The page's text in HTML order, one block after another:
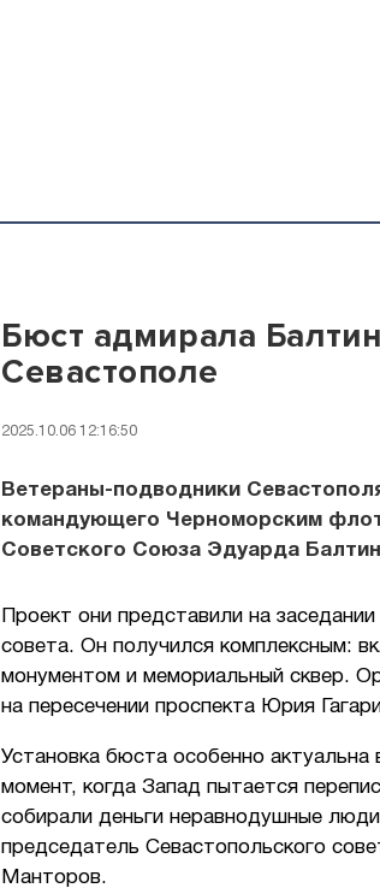
Бюст адмирала
Севастополе
2025.10.06 12:16:50
Ветераны-подводники
командующего Черноморским
Советского Союза Эдуарда
Проект они представили на
совета. Он получился комплексным:
монументом и мемориальный сквер.
на пересечении проспекта Юрия
Установка бюста особенно
момент, когда Запад пытается
собирали деньги неравнодушные
председатель Севастопольского
Манторов.